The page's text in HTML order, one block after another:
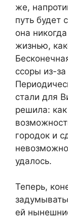
же,
путь будет
она
жизнью,
ссоры из-
стали для
решила:
городок и
удалось.
Теперь,
ей